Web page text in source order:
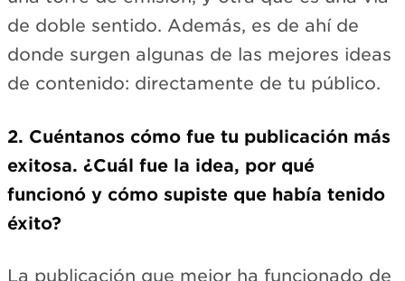
de doble sentido. Además, es de ahí de
donde surgen algunas de las mejores ideas
de contenido: directamente de tu público.
2. Cuéntanos cómo fue tu publicación más
exitosa. ¿Cuál fue la idea, por qué
funcionó y cómo supiste que había tenido
éxito?
La publicación que mejor ha funcionado de